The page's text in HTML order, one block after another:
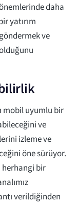
daha
yatırım
ve
mobil uyumlu bir
ve
izleme ve
öne sürüyor.
herhangi bir
verildiğinden